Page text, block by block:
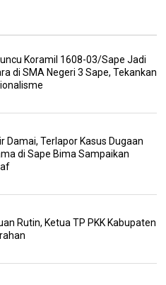
Koramil 1608-03/Sape Jadi
di SMA Negeri 3 Sape, Tekankan
Damai, Terlapor Kasus Dugaan
di Sape Bima Sampaikan
Rutin, Ketua TP PKK Kabupaten